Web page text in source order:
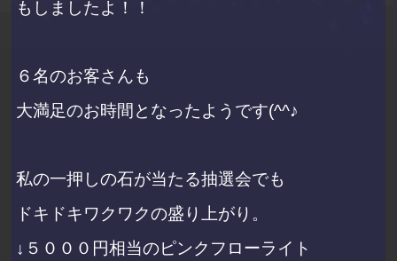
もしましたよ！！
６名のお客さんも
大満足のお時間となったようです(^^♪
私の一押しの石が当たる抽選会でも
ドキドキワクワクの盛り上がり。
↓５０００円相当のピンクフローライト